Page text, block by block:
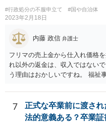
#行政処分の不服申立て #国や自治体
2023年2月18日
内藤 政信 弁護士
フリマの売上金から仕入れ価格
れ以外の返金は、収入ではない
う理由はおかしいですね。 福祉
でしょう。
7
正式な卒業前に渡さ
法的意義ある？卒業